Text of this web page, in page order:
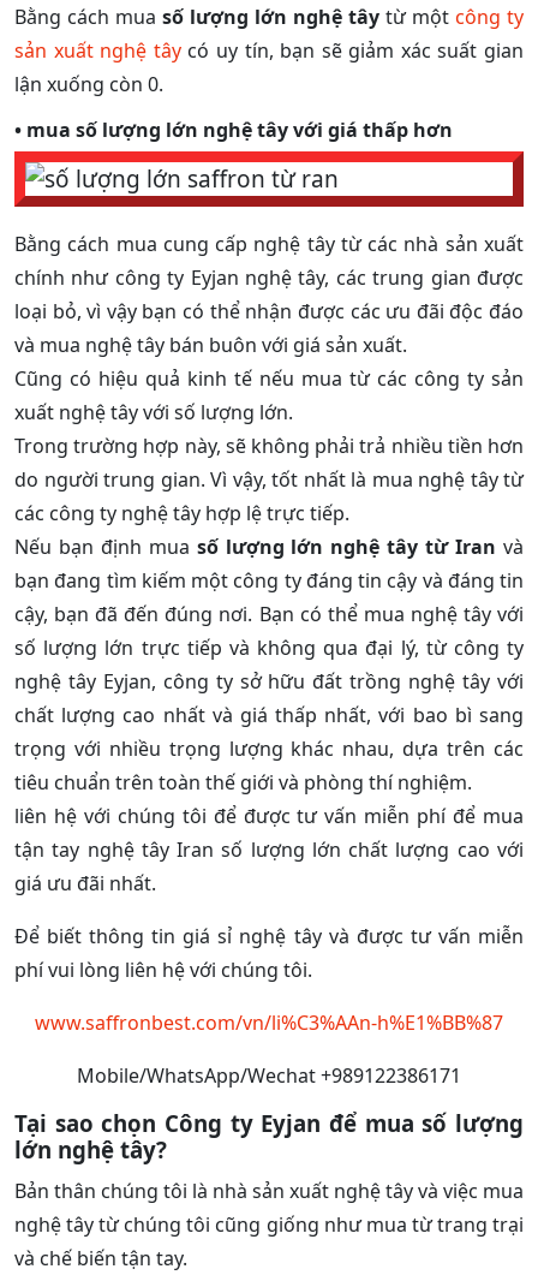
Bằng cách mua số lượng lớn nghệ tây từ một công ty
sản xuất nghệ tâycó uy tín, bạn sẽ giảm xác suất gian
lận xuống còn 0.
• mua số lượng lớn nghệ tâyvới giá thấp hơn
Bằng cách mua cung cấp nghệ tây từ các nhà sản xuất
chính như công ty Eyjan nghệ tây, các trung gian được
loại bỏ, vì vậy bạn có thể nhận được các ưu đãi độc đáo
và mua nghệ tây bán buôn với giá sản xuất.
Cũng có hiệu quả kinh tế nếu mua từ các công ty sản
xuất nghệ tây với số lượng lớn.
Trong trường hợp này, sẽ không phải trả nhiều tiền hơn
do người trung gian. Vì vậy, tốt nhất là mua nghệ tây từ
các công ty nghệ tây hợp lệ trực tiếp.
Nếu bạn định mua số lượng lớn nghệ tây từ Iran và
bạn đang tìm kiếm một công ty đáng tin cậy và đáng tin
cậy, bạn đã đến đúng nơi. Bạn có thể mua nghệ tây với
số lượng lớn trực tiếp và không qua đại lý, từ công ty
nghệ tây Eyjan, công ty sở hữu đất trồng nghệ tây với
chất lượng cao nhất và giá thấp nhất, với bao bì sang
trọng với nhiều trọng lượng khác nhau, dựa trên các
tiêu chuẩn trên toàn thế giới và phòng thí nghiệm.
liên hệ với chúng tôi để được tư vấn miễn phí để mua
tận tay nghệ tây Iran số lượng lớn chất lượng cao với
giá ưu đãi nhất.
Để biết thông tin giá sỉ nghệ tây và được tư vấn miễn
phí vui lòng liên hệ với chúng tôi.
www.saffronbest.com/vn/li%C3%AAn-h%E1%BB%87
Mobile/WhatsApp/Wechat +989122386171
Tại sao chọn Công ty Eyjan để mua số lượng
lớn nghệ tây?
Bản thân chúng tôi là nhà sản xuất nghệ tây và việc mua
nghệ tây từ chúng tôi cũng giống như mua từ trang trại
và chế biến tận tay.